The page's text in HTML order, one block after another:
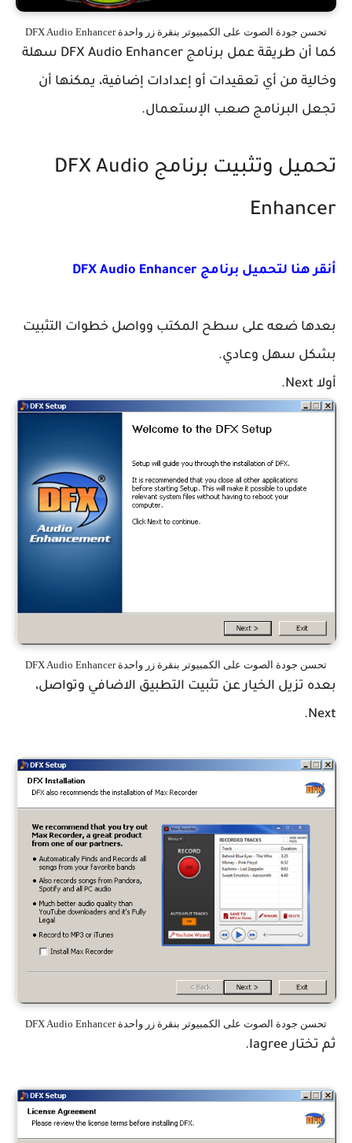
تحسن جودة الصوت على الكمبيوتر بنقرة زر واحدة DFX Audio Enhancer
كما أن طريقة عمل برنامج
DFX Audio Enhancer سهلة
وخالية من أي تعقيدات أو إعدادات إضافية، يمكنها أن
تجعل البرنامج صعب الإستعمال.
تحميل وتثبيت برنامج DFX Audio
Enhancer
أنقر هنا لتحميل برنامج DFX Audio Enhancer
بعدها ضعه على سطح المكتب وواصل خطوات التثبيت
بشكل سهل وعادي.
أولا Next.
تحسن جودة الصوت على الكمبيوتر بنقرة زر واحدة DFX Audio Enhancer
بعده تزيل الخيار عن تثبيت التطبيق الاضافي وتواصل،
Next.
تحسن جودة الصوت على الكمبيوتر بنقرة زر واحدة DFX Audio Enhancer
ثم تختار Iagree.